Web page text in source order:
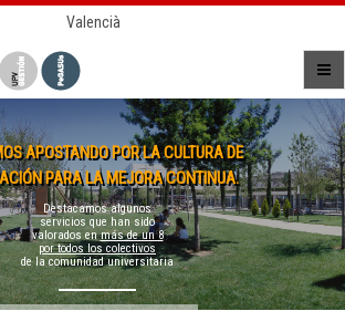
Valencià
APOSTANDO POR LA CULTURA DE
PARA LA MEJORA CONTINUA.
Destacamos algunos
servicios que han sido
valorados enmás de un 8
por todos los colectivos
de la comunidad universitaria